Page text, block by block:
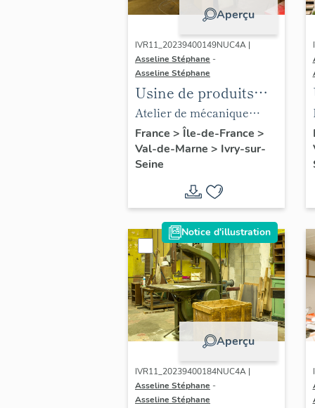
Aperçu
IVR11_20239400149NUC4A |
Asseline Stéphane -
Asseline Stéphane
Usine de produits
chimiques Poulenc
Frères, puis usine
d'engrais de la
Société Française du
Lysol, puis usine de
chaudronnerie et
usine d'articles en
matière plastique
(usine d'enceintes de
confinement)
Ateliers de
Technochimie
Atelier de mécanique
générale (usinage), au
sous-sol.
France > Île-de-France >
Val-de-Marne > Ivry-sur-
Seine
Notice d'illustration
Aperçu
IVR11_20239400184NUC4A |
Asseline Stéphane -
Asseline Stéphane